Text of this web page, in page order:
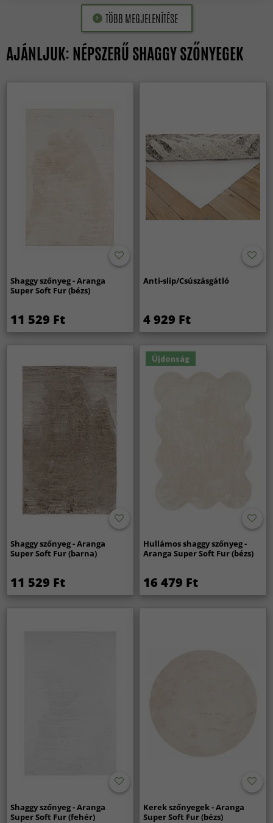
TÖBB MEGJELENÍTÉSE
AJÁNLJUK: NÉPSZERŰ SHAGGY SZŐNYEGEK
Shaggy szőnyeg - Aranga
Super Soft Fur (bézs)
11 529 Ft
Anti-slip/Csúszásgátló
4 929 Ft
Shaggy szőnyeg - Aranga
Super Soft Fur (barna)
11 529 Ft
Újdonság
Hullámos shaggy szőnyeg -
Aranga Super Soft Fur (bézs)
16 479 Ft
Shaggy szőnyeg - Aranga
Super Soft Fur (fehér)
Kerek szőnyegek - Aranga
Super Soft Fur (bézs)